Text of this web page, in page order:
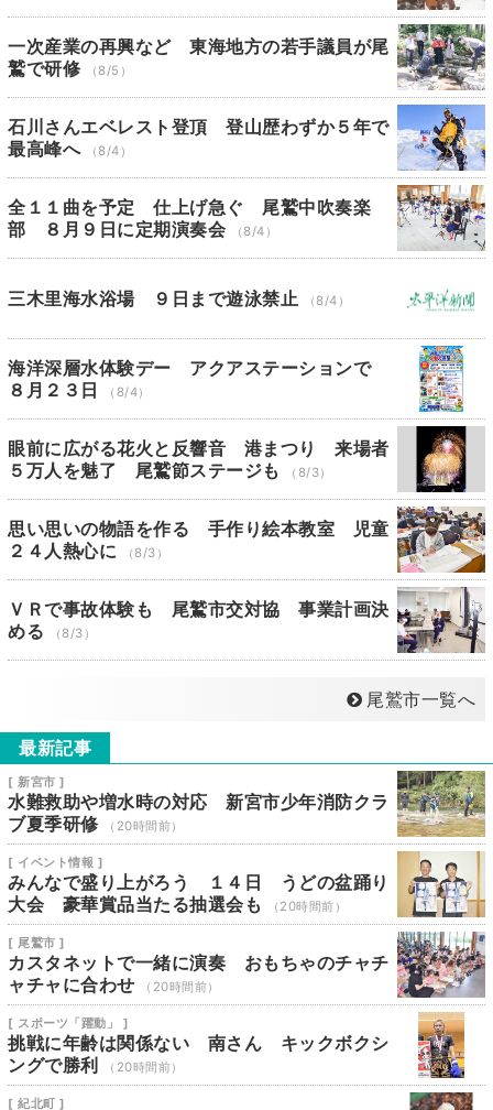
一次産業の再興など 東海地方の若手議員が尾
鷲で研修
（8/5）
石川さんエベレスト登頂 登山歴わずか５年で
最高峰へ
（8/4）
全１１曲を予定 仕上げ急ぐ 尾鷲中吹奏楽
部 ８月９日に定期演奏会
（8/4）
三木里海水浴場 ９日まで遊泳禁止 （8/4）
海洋深層水体験デー アクアステーションで
８月２３日
（8/4）
眼前に広がる花火と反響音 港まつり 来場者
５万人を魅了 尾鷲節ステージも
（8/3）
思い思いの物語を作る 手作り絵本教室 児童
２４人熱心に
（8/3）
ＶＲで事故体験も 尾鷲市交対協 事業計画決
める
（8/3）
尾鷲市一覧へ
最新記事
[ 新宮市 ]
水難救助や増水時の対応 新宮市少年消防クラ
ブ夏季研修
（20時間前）
[ イベント情報 ]
みんなで盛り上がろう １４日 うどの盆踊り
大会 豪華賞品当たる抽選会も
（20時間前）
[ 尾鷲市 ]
カスタネットで一緒に演奏 おもちゃのチャチ
ャチャに合わせ
（20時間前）
[ スポーツ「躍動」 ]
挑戦に年齢は関係ない 南さん キックボクシ
ングで勝利
（20時間前）
[ 紀北町 ]